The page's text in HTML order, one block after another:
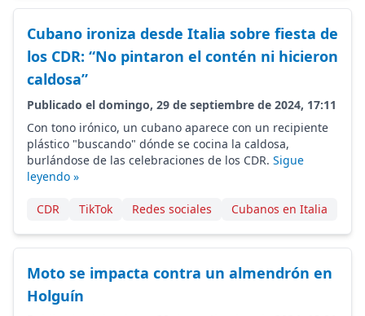
Cubano ironiza desde Italia sobre fiesta de
los CDR: “No pintaron el contén ni hicieron
caldosa”
Publicado el domingo, 29 de septiembre de 2024, 17:11
Con tono irónico, un cubano aparece con un recipiente
plástico "buscando" dónde se cocina la caldosa,
burlándose de las celebraciones de los CDR. Sigue
leyendo »
CDR TikTok Redes sociales Cubanos en Italia
Moto se impacta contra un almendrón en
Holguín